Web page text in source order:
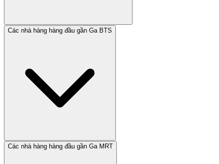
Các nhà hàng hàng đầu gần Ga BTS
Các nhà hàng hàng đầu gần Ga MRT